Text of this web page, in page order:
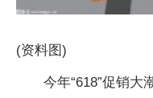
(资料图)
今年“618”促销大